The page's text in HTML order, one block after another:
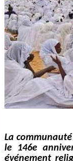
La
le 146e
événement